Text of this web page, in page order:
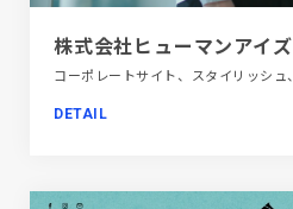
株式会社ヒューマンアイズ
DETAIL